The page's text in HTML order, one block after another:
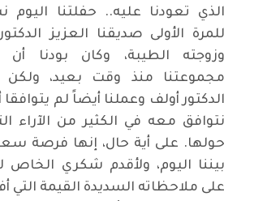
الذي تعودنا عليه.. حفلتنا اليوم
للمرة الأولى صديقنا العزيز
وزوجته الطيبة، وكان بودنا
مجموعتنا منذ وقت بعيد،
الدكتور أولف وعملنا أيضاً لم يتوافقا
نتوافق معه في الكثير من الآراء
حولها. على أية حال، إنها فرصة
بيننا اليوم، ولأقدم شكري الخاص
على ملاحظاته السديدة القيمة التي